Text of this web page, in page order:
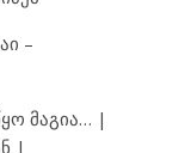
–
მაგია… |
|